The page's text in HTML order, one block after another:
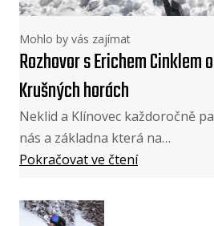
Mohlo by vás zajímat
Rozhovor s Erichem Cinklem
Krušných horách
Neklid a Klínovec každoročně
nás a základna která na…
Pokračovat ve čtení